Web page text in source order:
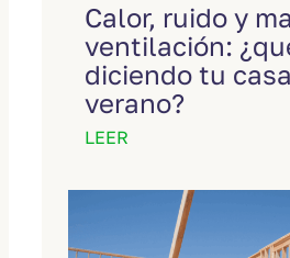
Calor, ruido y
ventilación:
diciendo tu
verano?
LEER